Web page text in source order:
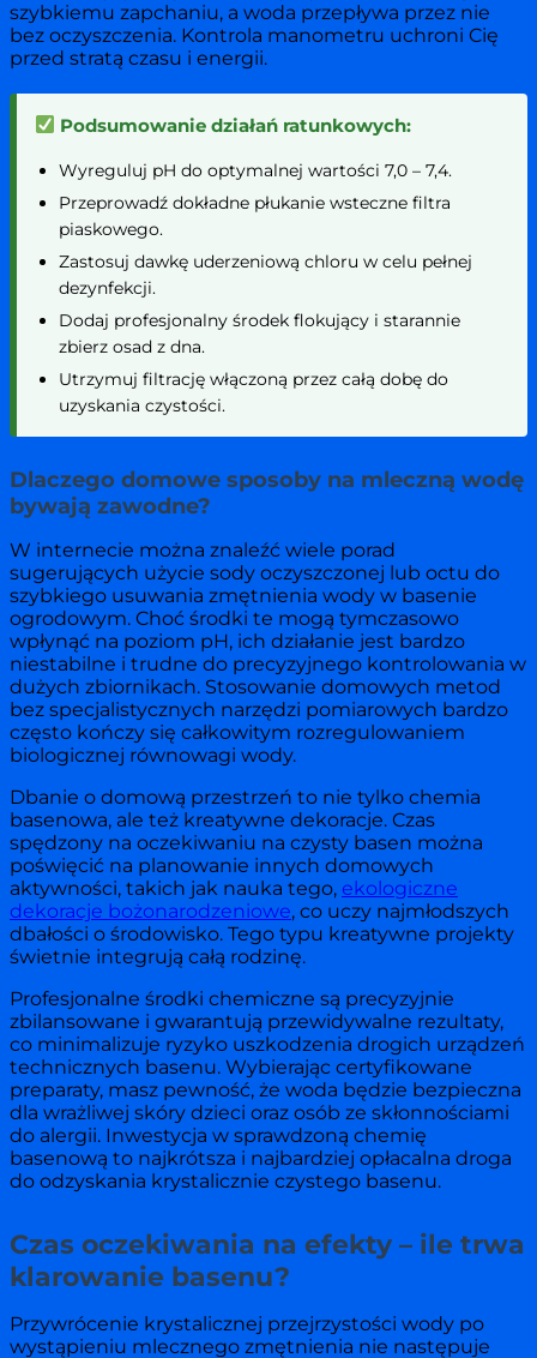
szybkiemu zapchaniu, a woda przepływa przez nie
bez oczyszczenia. Kontrola manometru uchroni Cię
przed stratą czasu i energii.
Podsumowanie działań ratunkowych:
Wyreguluj pH do optymalnej wartości 7,0 – 7,4.
Przeprowadź dokładne płukanie wsteczne filtra
piaskowego.
Zastosuj dawkę uderzeniową chloru w celu pełnej
dezynfekcji.
Dodaj profesjonalny środek flokujący i starannie
zbierz osad z dna.
Utrzymuj filtrację włączoną przez całą dobę do
uzyskania czystości.
Dlaczego domowe sposoby na mleczną wodę
bywają zawodne?
W internecie można znaleźć wiele porad
sugerujących użycie sody oczyszczonej lub octu do
szybkiego usuwania zmętnienia wody w basenie
ogrodowym. Choć środki te mogą tymczasowo
wpłynąć na poziom pH, ich działanie jest bardzo
niestabilne i trudne do precyzyjnego kontrolowania w
dużych zbiornikach. Stosowanie domowych metod
bez specjalistycznych narzędzi pomiarowych bardzo
często kończy się całkowitym rozregulowaniem
biologicznej równowagi wody.
Dbanie o domową przestrzeń to nie tylko chemia
basenowa, ale też kreatywne dekoracje. Czas
spędzony na oczekiwaniu na czysty basen można
poświęcić na planowanie innych domowych
aktywności, takich jak nauka tego, ekologiczne
dekoracje bożonarodzeniowe, co uczy najmłodszych
dbałości o środowisko. Tego typu kreatywne projekty
świetnie integrują całą rodzinę.
Profesjonalne środki chemiczne są precyzyjnie
zbilansowane i gwarantują przewidywalne rezultaty,
co minimalizuje ryzyko uszkodzenia drogich urządzeń
technicznych basenu. Wybierając certyfikowane
preparaty, masz pewność, że woda będzie bezpieczna
dla wrażliwej skóry dzieci oraz osób ze skłonnościami
do alergii. Inwestycja w sprawdzoną chemię
basenową to najkrótsza i najbardziej opłacalna droga
do odzyskania krystalicznie czystego basenu.
Czas oczekiwania na efekty – ile trwa
klarowanie basenu?
Przywrócenie krystalicznej przejrzystości wody po
wystąpieniu mlecznego zmętnienia nie następuje